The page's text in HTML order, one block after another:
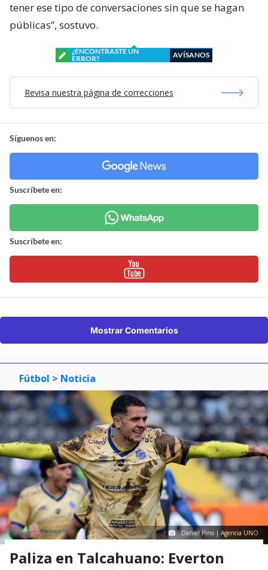
tener ese tipo de conversaciones sin que se hagan
públicas”, sostuvo.
¿ENCONTRASTE UN
ERROR?
AVÍSANOS
Revisa nuestra página de correcciones
Síguenos en:
Suscríbete en:
Suscríbete en:
Mostrar Comentarios
Fútbol > Noticia
Daniel Pino | Agencia UNO
Paliza en Talcahuano: Everton